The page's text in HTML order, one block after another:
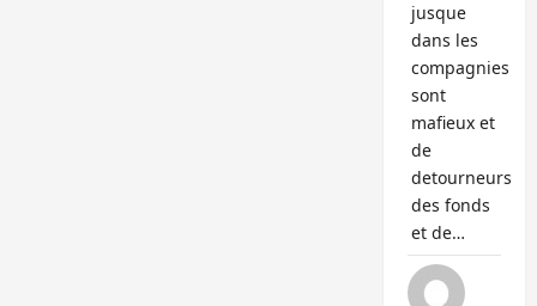
jusque
dans les
compagnies
sont
mafieux et
de
detourneurs
des fonds
et de…